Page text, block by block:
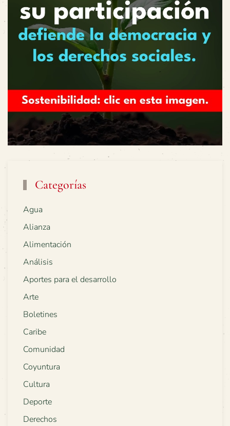
Categorías
Agua
Alianza
Alimentación
Análisis
Aportes para el desarrollo
Arte
Boletines
Caribe
Comunidad
Coyuntura
Cultura
Deporte
Derechos